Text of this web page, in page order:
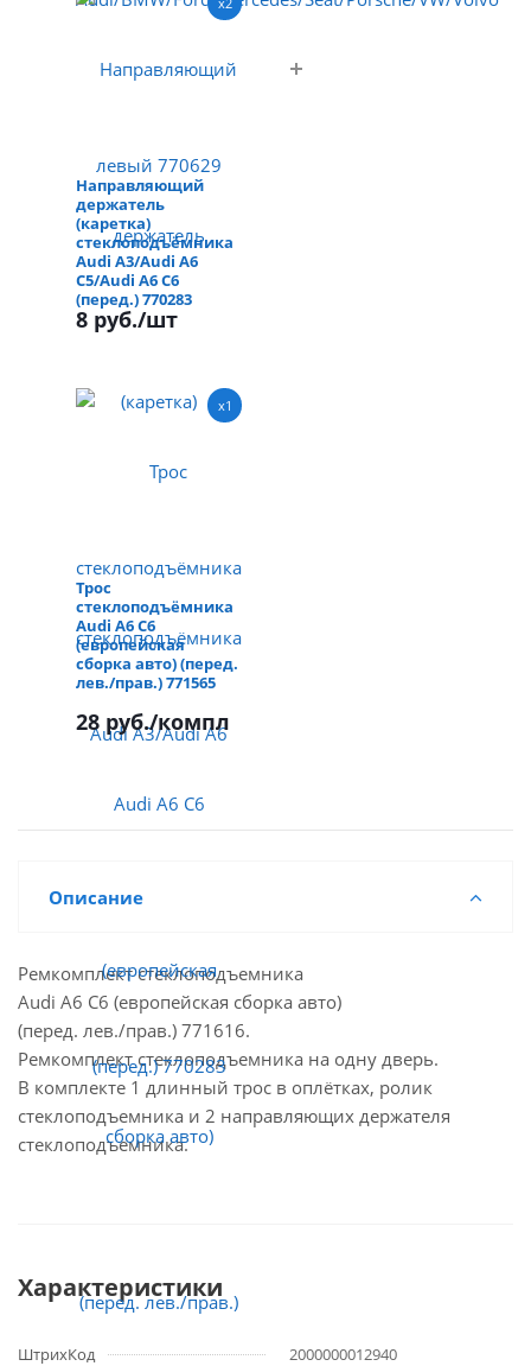
Направляющий
держатель
(каретка)
стеклоподъёмника
Audi A3/Audi A6
C5/Audi A6 C6
(перед.) 770283
8 руб./шт
x1
Трос
стеклоподъёмника
Audi A6 C6
(европейская
сборка авто) (перед.
лев./прав.) 771565
28 руб./компл
Описание
Ремкомплект стеклоподъемника
Audi A6 C6 (европейская сборка авто)
(перед. лев./прав.) 771616.
Ремкомплект стеклоподъемника на одну дверь.
В комплекте 1 длинный трос в оплётках, ролик
стеклоподъемника и 2 направляющих держателя
стеклоподъемника.
Характеристики
ШтрихКод 2000000012940